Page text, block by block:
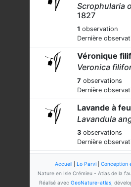
Scrophularia
1827
1 observation
Dernière
Véronique
Veronica
7 observations
Dernière
Lavande à
Lavandula
3 observations
Dernière
Clinopode
Clinopodium
4observations
Accueil Lo Parvi Conception
Nature en Isle Crémieu - Atlas de la
Réalisé avec GeoNature-atlas,